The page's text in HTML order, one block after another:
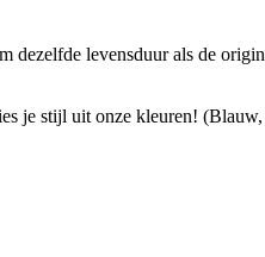
levensduur als de
je stijl uit onze kleuren!